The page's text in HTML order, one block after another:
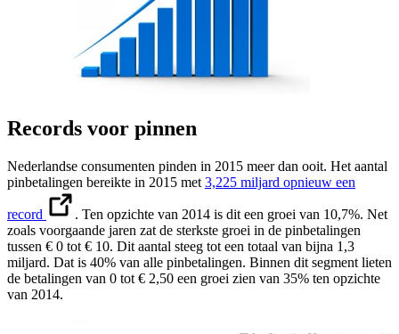
Records voor pinnen
Nederlandse consumenten pinden in 2015 meer dan ooit. Het aantal
pinbetalingen bereikte in 2015 met 3,225 miljard opnieuw een
record
. Ten opzichte van 2014 is dit een groei van 10,7%. Net
zoals voorgaande jaren zat de sterkste groei in de pinbetalingen
tussen € 0 tot € 10. Dit aantal steeg tot een totaal van bijna 1,3
miljard. Dat is 40% van alle pinbetalingen. Binnen dit segment lieten
de betalingen van 0 tot € 2,50 een groei zien van 35% ten opzichte
van 2014.